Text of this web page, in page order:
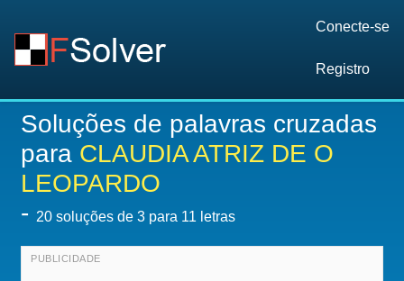
Conecte-se
Registro
Soluções de palavras cruzadas
para CLAUDIA ATRIZ DE O
LEOPARDO
- 20 soluções de 3 para 11 letras